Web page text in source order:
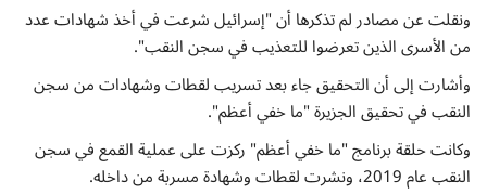
رئيس التحرير
إتصل بنا
ونقلت عن مصادر لم تذكرها أن "إسرائيل شرعت في أخذ شهادات عدد
من الأسرى الذين تعرضوا للتعذيب في سجن النقب".
وأشارت إلى أن التحقيق جاء بعد تسريب لقطات وشهادات من سجن
النقب في تحقيق الجزيرة "ما خفي أعظم".
وكانت حلقة برنامج "ما خفي أعظم" ركزت على عملية القمع في سجن
النقب عام 2019، ونشرت لقطات وشهادة مسربة من داخله.